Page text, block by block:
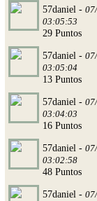
57daniel -
03:05:53
29 Puntos
57daniel -
03:05:04
13 Puntos
57daniel -
03:04:03
16 Puntos
57daniel -
03:02:58
48 Puntos
57daniel -